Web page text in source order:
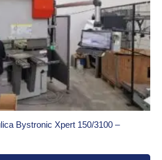
Bystronic Xpert 150/3100 –